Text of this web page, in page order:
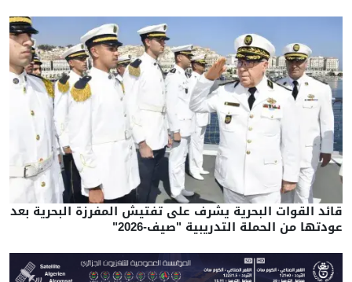
قائد القوات البحرية يشرف على تفتيش المفرزة البحرية بعد
عودتها من الحملة التدريبية "صيف-2026"